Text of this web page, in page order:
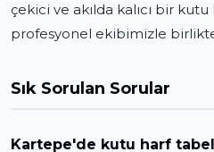
çekici ve akılda kalıcı bir
profesyonel ekibimizle birlikte
Sık Sorulan Sorular
Kartepe'de kutu harf